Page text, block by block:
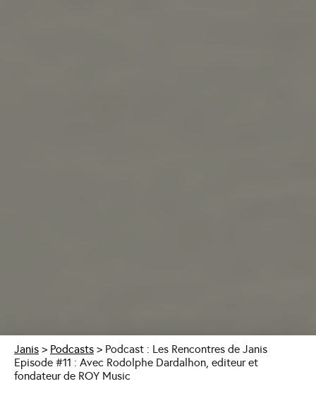
Janis > Podcasts > Podcast : Les Rencontres de Janis
Episode #11 : Avec Rodolphe Dardalhon, editeur et
fondateur de ROY Music